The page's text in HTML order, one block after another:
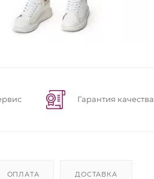
Гарантия качества
ОПЛАТА ДОСТАВКА